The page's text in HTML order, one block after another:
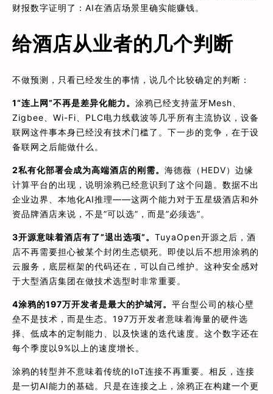
财报数字证明了：AI在酒店场景里确实能赚钱。
给酒店从业者的几个判断
不做预测，只看已经发生的事情，说几个比较确定的判断：
1“连上网”不再是差异化能力。 涂鸦已经支持蓝牙Mesh、
Zigbee、Wi-Fi、PLC电力线载波等几乎所有主流协议，设备
联网这件事本身已经没有技术门槛了。下一步的竞争，在于设
备联网之后能做什么。
2私有化部署会成为高端酒店的刚需。 海德薇（HEDV）边缘
计算平台的出现，说明涂鸦已经意识到了这个问题。数据不出
企业边界、本地化AI推理——这两个能力对于五星级酒店和外
资品牌酒店来说，不是”可以选”，而是”必须选”。
3开源意味着酒店有了”退出选项”。 TuyaOpen开源之后，酒
店不再需要担心被某个封闭生态锁死。即使以后不想用涂鸦的
云服务，底层框架的代码还在，可以自己维护。这种安全感对
于大型酒店集团在做技术选型时非常重要。
4涂鸦的197万开发者是最大的护城河。 平台型公司的核心壁
垒不是技术，而是生态。197万开发者意味着海量的硬件选
择、低成本的定制能力、以及快速的迭代速度。这个数字还在
每个季度以9%以上的速度增长。
涂鸦的转型并不意味着传统的IoT连接不再重要。相反，连接
是一切AI能力的基础。只是在连接之上，涂鸦正在构建一个更